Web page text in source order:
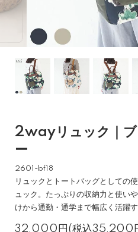
2wayリュック｜ブ
ー
2601-bf18
リュックとトートバッグとしての
ュック。たっぷりの収納力と使い
けから通勤・通学まで幅広く活躍
32,000円(税込35,200